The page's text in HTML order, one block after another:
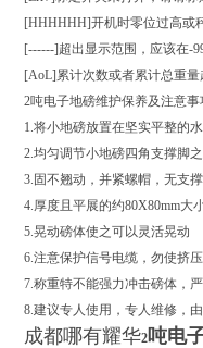
[HHHHHH]开机时零位过高或
[------]超出显示范围，应该在-
[AoL]累计次数或者累计总重
2吨电子地磅维护保养及注意事
1.将小地磅放置在坚实平整的
2.均匀调节小地磅四角支撑脚
3.固不翘动，并紧螺帽，无支
4.厚度且平展的约80X80mm大
5.晃动磅体使之可以灵活晃动
6.注意保护信号电缆，勿使挤
7.称重特不能强力冲击磅体，
8.建议专人使用，专人维修，
成都哪有耀华2吨电